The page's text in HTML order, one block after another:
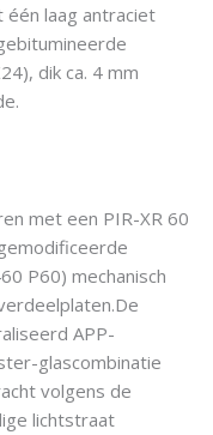
laag antraciet
dik ca. 4 mm
met een PIR-XR 60
P60) mechanisch
APP-
glascombinatie
volgens de
lichtstraat